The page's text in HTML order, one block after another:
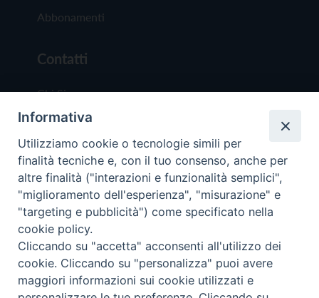
Abbonamenti
Contatti
Chi Siamo
Redazione
Scrivici
Copyright © 2019 - Tutti i diritti riservati - Vita
Trentina Editrice
Privacy Policy
Informativa
Utilizziamo cookie o tecnologie simili per
finalità tecniche e, con il tuo consenso, anche per
altre finalità ("interazioni e funzionalità semplici",
"miglioramento dell'esperienza", "misurazione" e
"targeting e pubblicità") come specificato nella
cookie policy.
Cliccando su "accetta" acconsenti all'utilizzo dei
cookie. Cliccando su "personalizza" puoi avere
maggiori informazioni sui cookie utilizzati e